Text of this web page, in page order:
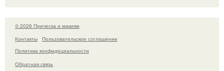
© 2026 Прическа и макияж
Контакты
Пользовательское соглашение
Политика конфидециальности
Обратная связь